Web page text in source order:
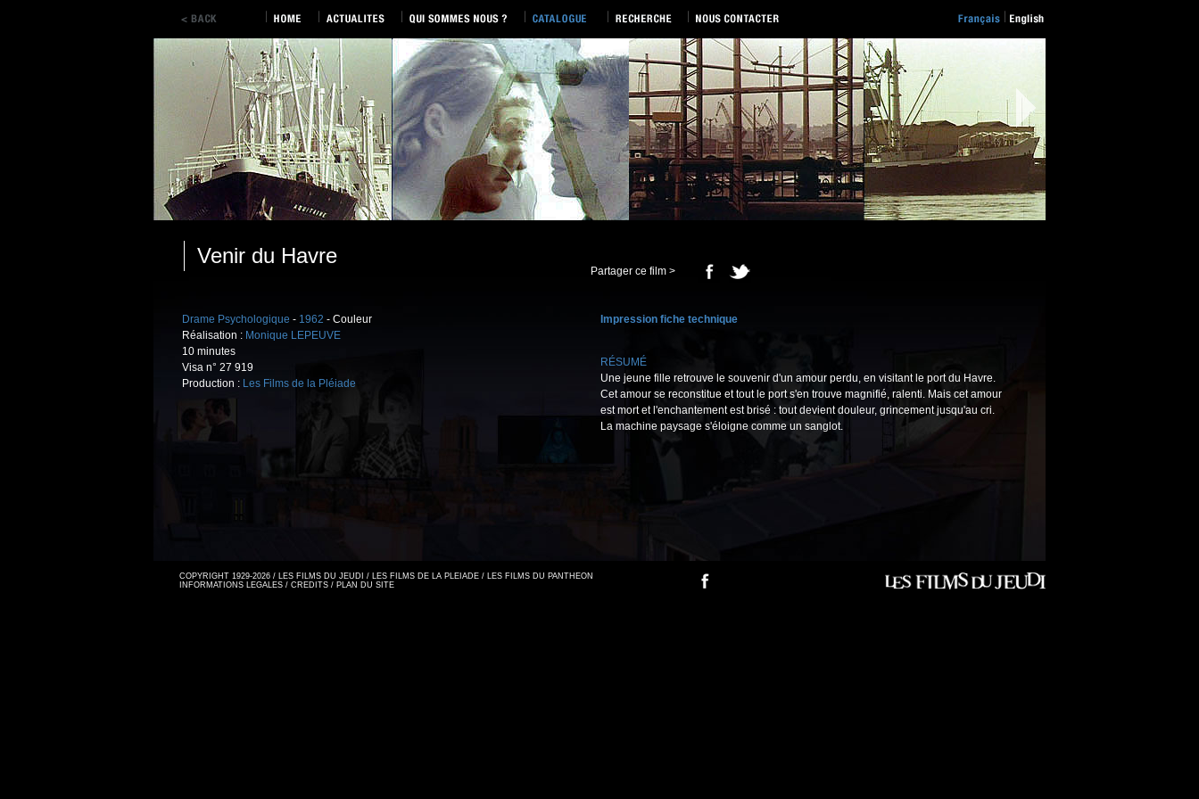
Venir du Havre
Partager ce film >
Drame Psychologique - 1962 - Couleur
Réalisation : Monique LEPEUVE
10 minutes
Visa n° 27 919
Production : Les Films de la Pléiade
Impression fiche technique
RÉSUMÉ
Une jeune fille retrouve le souvenir d'un amour perdu, en visitant le port du Havre.
Cet amour se reconstitue et tout le port s'en trouve magnifié, ralenti. Mais cet amour
est mort et l'enchantement est brisé : tout devient douleur, grincement jusqu'au cri.
La machine paysage s'éloigne comme un sanglot.
COPYRIGHT 1929-2026 / LES FILMS DU JEUDI / LES FILMS DE LA PLEIADE / LES FILMS DU PANTHEON
INFORMATIONS LEGALES / CREDITS / PLAN DU SITE